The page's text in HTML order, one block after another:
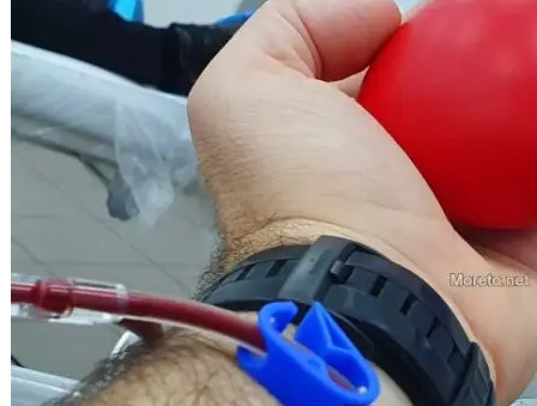
са кръвни групи 0- и AB-